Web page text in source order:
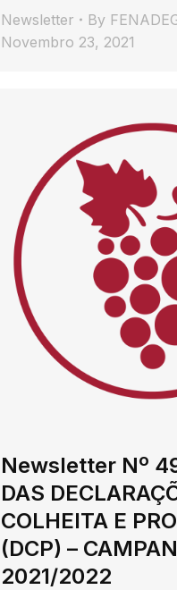
Newsletter By
Novembro 23, 2021
Newsletter Nº
DAS
COLHEITA E
(DCP) –
2021/2022